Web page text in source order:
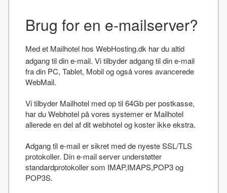
Brug for en e-mailserver?
Med et Mailhotel hos WebHosting.dk har du altid
adgang til din e-mail. Vi tilbyder adgang til din e-mail
fra din PC, Tablet, Mobil og også vores avancerede
WebMail.
Vi tilbyder Mailhotel med op til 64Gb per postkasse,
har du Webhotel på vores systemer er Mailhotel
allerede en del af dit webhotel og koster ikke ekstra.
Adgang til e-mail er sikret med de nyeste SSL/TLS
protokoller. Din e-mail server understøtter
standardprotokoller som IMAP,IMAPS,POP3 og
POP3S.